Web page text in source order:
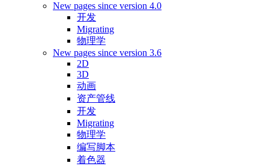
New pages since version 4.0
开发
Migrating
物理学
New pages since version 3.6
2D
3D
动画
资产管线
开发
Migrating
物理学
编写脚本
着色器